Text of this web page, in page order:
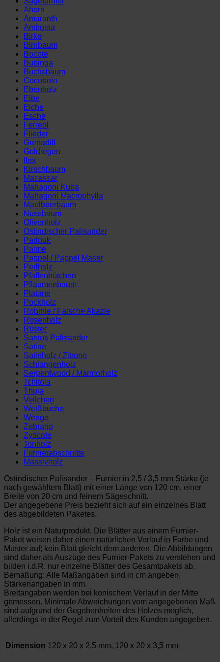
3,5
mm
(120
x
20
cm)
Menge
Ahorn
Amaranth
Amboina
Birke
Birnbaum
Bocote
Bubinga
Buchsbaum
Cocobolo
Ebenholz
Eibe
Eiche
Esche
Ferreol
Flieder
Grenadill
Goldregen
Ilex
Kirschbaum
Macassar
Mahagoni Kuba
Mahagoni Macrophylla
Maulbeerbaum
Nussbaum
Olivenholz
Ostindischer Palisander
Padouk
Palme
Pappel / Pappel Maser
Perlholz
Pfaffenhütchen
Pflaumenbaum
Platane
Pockholz
Robinie / Falsche Akazie
Rosenholz
Rüster
Santos Palisander
Satine
Satinholz / Zitrone
Schlangenholz
Serpentwood / Marmorholz
Tchitola
Thuja
Veilchen
Weißbuche
Wenge
Zebrano
Zyricote
Tonholz
Furnierabschnitte
Massivholz
Ostindischer Palisander – Furnier in 2,5 / 3,5 mm Stärke (je
nach gewähltem Blatt) mit einer Länge von 120 cm, einer
Breite von 20 cm und feinem Sägeschnitt.
Der angegebene Preis bezieht sich auf ein einzelnes Blatt
des abgebildeten Paketes.
Holz ist ein Naturprodukt. Die Blätter aus einem Furnier-
Paket weisen daher einen natürlichen Verlauf in Farbe und
Muster auf; kein Blatt gleicht dem anderen. Die Abbildungen
sind daher als Auszüge des Furnier-Pakets zu verstehen und
bilden i.d.R. nur einzelne Blätter des Gesamtpakets ab.
Bemaßung: Alle Maßangaben sind in cm angeben,
Stärkenangaben in mm.
Breitangaben werden bei konischem Verlauf in der Mitte
gemessen. Minimale Abweichungen vom angegebenen Maß
sind aufgrund der Gegebenheiten des Holzes möglich,
allerdings in der Regel zum Vorteil des Kunden angegeben.
Dimension 120 x 20 x 2,5 mm, 120 x 20 x 3,5 mm